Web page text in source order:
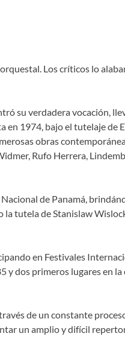
Los críticos lo
su verdadera vocación,
en 1974, bajo el tutelaje de
obras
Rufo Herrera,
de Panamá,
la tutela de Stanislaw
en Festivales
y dos primeros lugares en
de un constante
un amplio y difícil